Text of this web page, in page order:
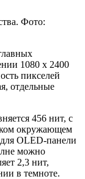
Фото:
1080 x 2400
пикселей
отдельные
456 нит, с
окружающем
OLED-панели
можно
2,3 нит,
в темноте.